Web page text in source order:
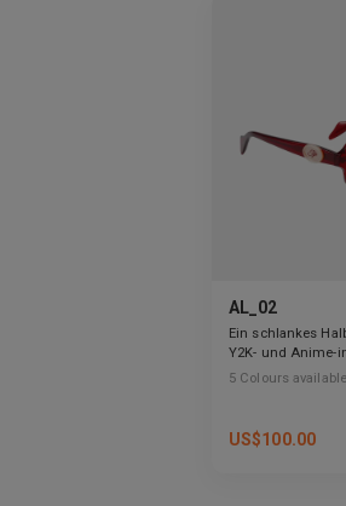
AL_02
Ein schlankes
Y2K- und Anime-
5 Colours available
US$100.00